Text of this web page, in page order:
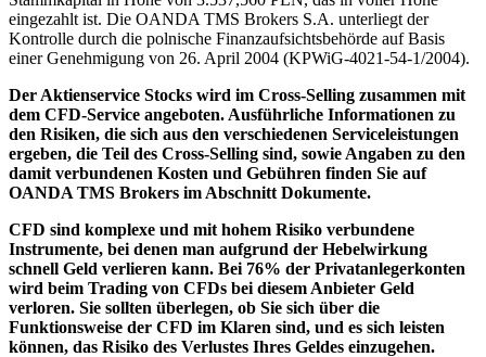
eingezahlt ist. Die OANDA TMS Brokers S.A. unterliegt der
Kontrolle durch die polnische Finanzaufsichtsbehörde auf Basis
einer Genehmigung von 26. April 2004 (KPWiG-4021-54-1/2004).
Der Aktienservice Stocks wird im Cross-Selling zusammen mit
dem CFD-Service angeboten. Ausführliche Informationen zu
den Risiken, die sich aus den verschiedenen Serviceleistungen
ergeben, die Teil des Cross-Selling sind, sowie Angaben zu den
damit verbundenen Kosten und Gebühren finden Sie auf
OANDA TMS Brokers im Abschnitt Dokumente.
CFD sind komplexe und mit hohem Risiko verbundene
Instrumente, bei denen man aufgrund der Hebelwirkung
schnell Geld verlieren kann. Bei 76% der Privatanlegerkonten
wird beim Trading von CFDs bei diesem Anbieter Geld
verloren. Sie sollten überlegen, ob Sie sich über die
Funktionsweise der CFD im Klaren sind, und es sich leisten
können, das Risiko des Verlustes Ihres Geldes einzugehen.